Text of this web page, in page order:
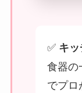
✅ キ
食器の
でプロ